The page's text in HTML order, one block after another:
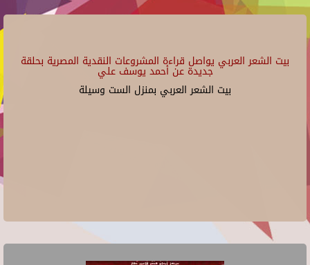
بيت الشعر العربي يواصل قراءة المشروعات النقدية المصرية بحلقة
جديدة عن أحمد يوسف علي
بيت الشعر العربي بمنزل الست وسيلة